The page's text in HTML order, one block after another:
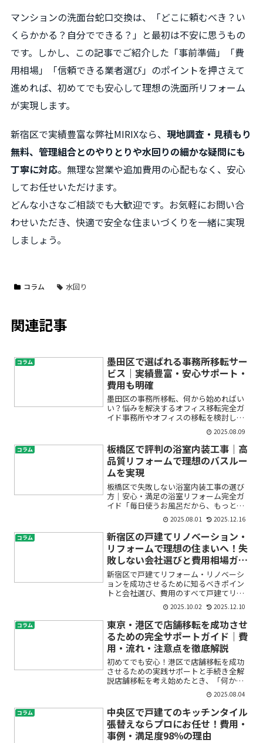
マンションの洗面台蛇口交換は、「どこに頼むべき？い
くらかかる？自分でできる？」と最初は不安に思うもの
です。しかし、この記事でご紹介した「事前準備」「費
用相場」「信頼できる業者選び」のポイントを押さえて
進めれば、初めてでも安心して理想の洗面所リフォーム
が実現します。
新宿区で実績豊富な弊社MIRIXなら、 現地調査・見積もり
無料、管理組合とのやりとりや水回りの細かな疑問にも
丁寧に対応。無理な営業や追加費用の心配もなく、安心
してお任せいただけます。
どんな小さなご相談でも大歓迎です。お気軽にお問い合
わせいただき、快適で安全な住まいづくりを一緒に実現
しましょう。
コラム 水回り
関連記事
コラム
墨田区で選ばれる事務所移転サー
ビス｜実績豊富・安心サポート・
費用も明確
墨田区の事務所移転、何から始めればい
い？悩みを解決するオフィス移転完全ガ
イド事務所やオフィスの移転を検討して
いるけれど、「何から手をつけていいか
分からない」「費用がどれくらいかかる
の？」「信頼できる引越し業者はどう選
べばいい？」といった悩み...
2025.08.09
コラム
板橋区で評判の浴室内装工事｜高
品質リフォームで理想のバスルー
ムを実現
板橋区で失敗しない浴室内装工事の選び
方｜安心・満足の浴室リフォーム完全ガ
イド「毎日使うお風呂だから、もっと快
適でキレイな空間にしたい」「カビや汚
れが目立つし、そろそろリフォームか
な？」「ユニットバスやシステムバスっ
て何が違うの？費用や工事期...
2025.08.01 2025.12.16
コラム
新宿区の戸建てリノベーション・
リフォームで理想の住まいへ！失
敗しない会社選びと費用相場ガイ
ド
新宿区で戸建てリフォーム・リノベーシ
ョンを成功させるために知るべきポイン
トと会社選び、費用のすべて戸建てリフ
ォームやリノベーションを新宿区で考え
ているけれど、「何から始めれば良
い？」「どの会社に相談すれば失敗しな
い？」「費用はいくらくらい？...
2025.10.02 2025.12.10
コラム
東京・港区で店舗移転を成功させ
るための完全サポートガイド｜費
用・流れ・注意点を徹底解説
初めてでも安心！港区で店舗移転を成功
させるための実践サポートと手続き全解
説店舗移転を考え始めたとき、「何から
手を付けていいかわからない」「費用や
手続きが不安」「港区での店舗移転は特
別難しいの？」といった疑問や不安を持
つ方は多いのではないでし...
2025.08.04
コラム
中央区で戸建てのキッチンタイル
張替えならプロにお任せ！費用・
事例・満足度98％の理由